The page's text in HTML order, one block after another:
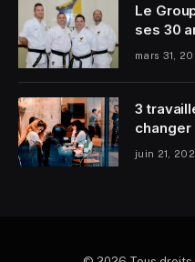
Le
ses 30
mars 31,
3
changer
juin 21,